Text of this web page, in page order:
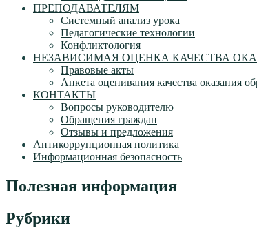
ПРЕПОДАВАТЕЛЯМ
Системный анализ урока
Педагогические технологии
Конфликтология
НЕЗАВИСИМАЯ ОЦЕНКА КАЧЕСТВА
Правовые акты
Анкета оценивания качества оказания
КОНТАКТЫ
Вопросы руководителю
Обращения граждан
Отзывы и предложения
Антикоррупционная политика
Информационная безопасность
Полезная информация
Рубрики